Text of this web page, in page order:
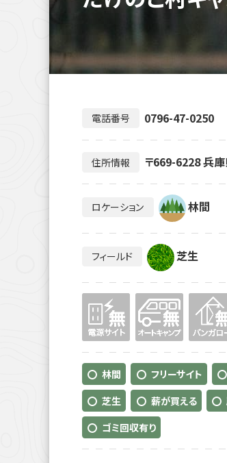
電話番号 0796-47-0250
住所情報 〒669-6228 兵
ロケーション 林間
フィールド 芝生
無 無
林間 フリーサイト
芝生
薪が買える
ゴミ回収有り